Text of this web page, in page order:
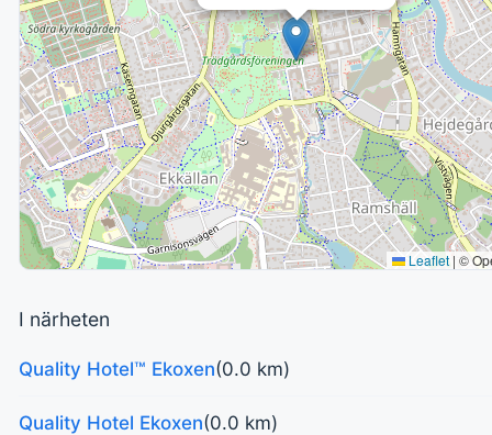
Leaflet | ©
I närheten
Quality Hotel™ Ekoxen(0.0 km)
Quality Hotel Ekoxen(0.0 km)